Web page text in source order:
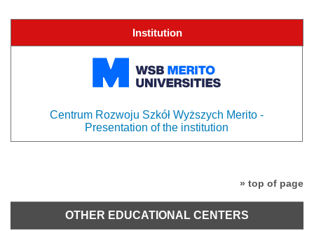
Institution
Centrum Rozwoju Szkół Wyższych Merito -
Presentation of the institution
» top of page
OTHER EDUCATIONAL CENTERS